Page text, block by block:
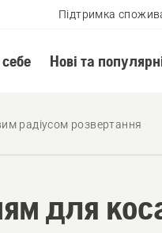
Підтримка
Нові та
радіусом розвертання
для